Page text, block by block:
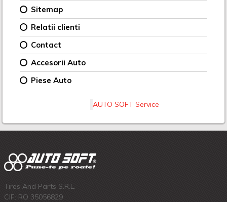
Sitemap
Relatii clienti
Contact
Accesorii Auto
Piese Auto
AUTO SOFT Service
Tires And Parts S.R.L.
CIF: RO 35056829